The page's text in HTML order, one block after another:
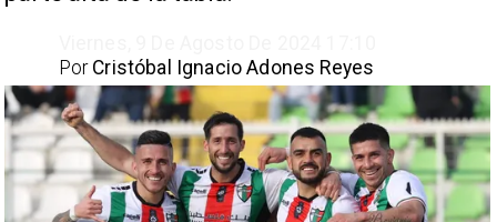
Cristóbal Ignacio Adones Reyes
Por